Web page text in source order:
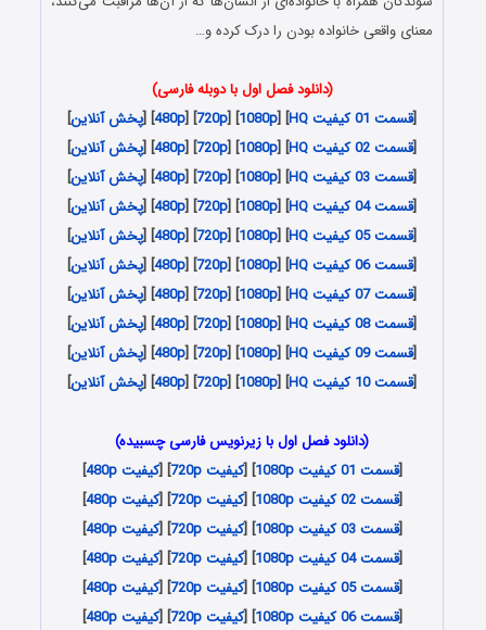
معنای واقعی خانواده بودن را درک کرده و…
(دانلود فصل اول با دوبله فارسی)
[قسمت 01 کیفیت HQ ] [
1080p
] [
720p
] [
480p
] [پخش آنلاین]
[قسمت 02 کیفیت HQ ] [
1080p
] [
720p
] [
480p
] [پخش آنلاین]
[قسمت 03 کیفیت HQ ] [
1080p
] [
720p
] [
480p
] [پخش آنلاین]
[قسمت 04 کیفیت HQ ] [
1080p
] [
720p
] [
480p
] [پخش آنلاین]
[قسمت 05 کیفیت HQ ] [
1080p
] [
720p
] [
480p
] [پخش آنلاین]
[قسمت 06 کیفیت HQ ] [
1080p
] [
720p
] [
480p
] [پخش آنلاین]
[قسمت 07 کیفیت HQ ] [
1080p
] [
720p
] [
480p
] [پخش آنلاین]
[قسمت 08 کیفیت HQ ] [
1080p
] [
720p
] [
480p
] [پخش آنلاین]
[قسمت 09 کیفیت HQ ] [
1080p
] [
720p
] [
480p
] [پخش آنلاین]
[قسمت 10 کیفیت HQ ] [
1080p
] [
720p
] [
480p
] [پخش آنلاین]
(دانلود فصل اول با زیرنویس فارسی چسبیده)
[قسمت 01 کیفیت 1080p ] [کیفیت 720p ] [کیفیت 480p
]
[قسمت 02 کیفیت 1080p ] [کیفیت 720p ] [کیفیت 480p
]
[قسمت 03 کیفیت 1080p ] [کیفیت 720p ] [کیفیت 480p
]
[قسمت 04 کیفیت 1080p ] [کیفیت 720p ] [کیفیت 480p
]
[قسمت 05 کیفیت 1080p ] [کیفیت 720p ] [کیفیت 480p
]
[قسمت 06 کیفیت 1080p ] [کیفیت 720p ] [کیفیت 480p
]